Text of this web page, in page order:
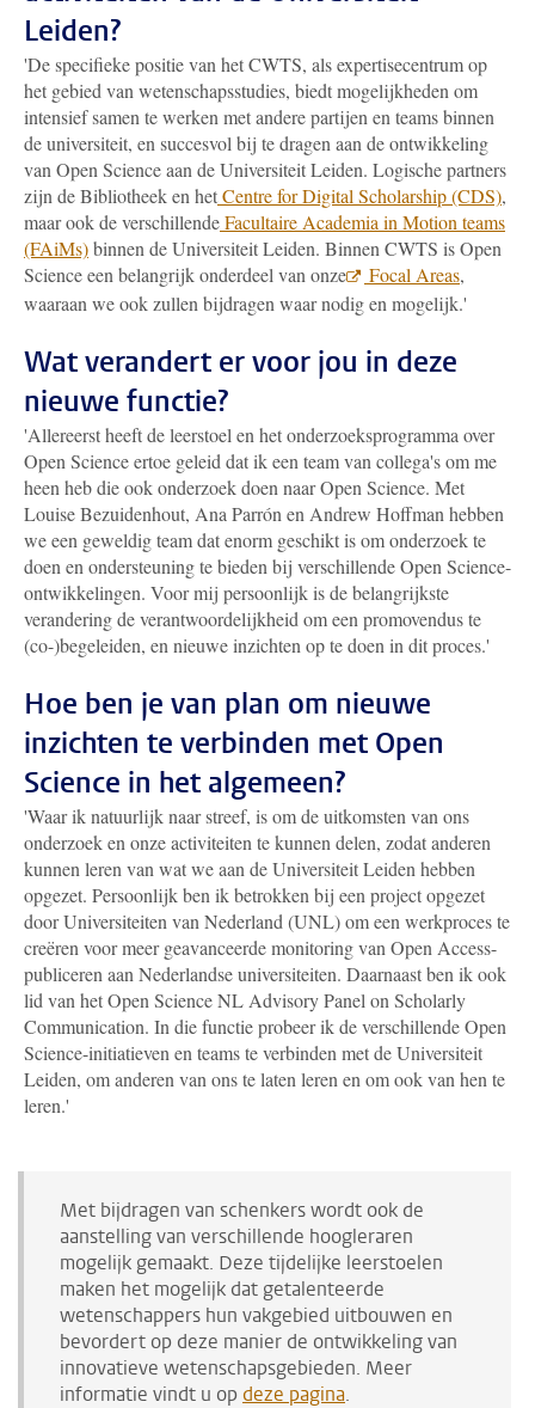
Leiden?
'De specifieke positie van het CWTS, als expertisecentrum op
het gebied van wetenschapsstudies, biedt mogelijkheden om
intensief samen te werken met andere partijen en teams binnen
de universiteit, en succesvol bij te dragen aan de ontwikkeling
van Open Science aan de Universiteit Leiden. Logische partners
zijn de Bibliotheek en hetCentre for Digital Scholarship (CDS),
maar ook de verschillendeFacultaire Academia in Motion teams
(FAiMs)binnen de Universiteit Leiden. Binnen CWTS is Open
Science een belangrijk onderdeel van onze
Focal Areas,
waaraan we ook zullen bijdragen waar nodig en mogelijk.'
Wat verandert er voor jou in deze
nieuwe functie?
'Allereerst heeft de leerstoel en het onderzoeksprogramma over
Open Science ertoe geleid dat ik een team van collega's om me
heen heb die ook onderzoek doen naar Open Science. Met
Louise Bezuidenhout, Ana Parrón en Andrew Hoffman hebben
we een geweldig team dat enorm geschikt is om onderzoek te
doen en ondersteuning te bieden bij verschillende Open Science-
ontwikkelingen. Voor mij persoonlijk is de belangrijkste
verandering de verantwoordelijkheid om een promovendus te
(co-)begeleiden, en nieuwe inzichten op te doen in dit proces.'
Hoe ben je van plan om nieuwe
inzichten te verbinden met Open
Science in het algemeen?
'Waar ik natuurlijk naar streef, is om de uitkomsten van ons
onderzoek en onze activiteiten te kunnen delen, zodat anderen
kunnen leren van wat we aan de Universiteit Leiden hebben
opgezet. Persoonlijk ben ik betrokken bij een project opgezet
door Universiteiten van Nederland (UNL) om een werkproces te
creëren voor meer geavanceerde monitoring van Open Access-
publiceren aan Nederlandse universiteiten. Daarnaast ben ik ook
lid van het Open Science NL Advisory Panel on Scholarly
Communication. In die functie probeer ik de verschillende Open
Science-initiatieven en teams te verbinden met de Universiteit
Leiden, om anderen van ons te laten leren en om ook van hen te
leren.'
Met bijdragen van schenkers wordt ook de
aanstelling van verschillende hoogleraren
mogelijk gemaakt. Deze tijdelijke leerstoelen
maken het mogelijk dat getalenteerde
wetenschappers hun vakgebied uitbouwen en
bevordert op deze manier de ontwikkeling van
innovatieve wetenschapsgebieden. Meer
informatie vindt u opdeze pagina.